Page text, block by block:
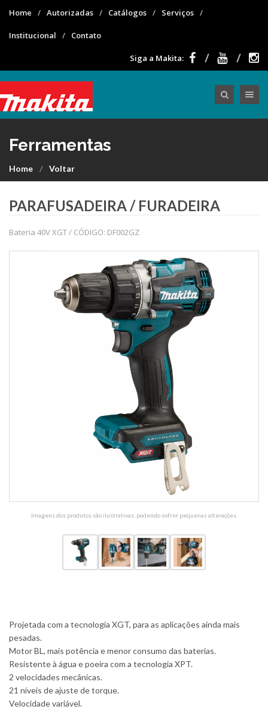
Home Autorizadas Catálogos Serviços
Institucional Contato
Siga a Makita:
Ferramentas
Home Voltar
PARAFUSADEIRA / FURADEIRA
Bateria 40V XGT / CÓDIGO: DF002GZ
Imagens dos produtos são ilustrativas, podendo sofrer pequenas alterações.
Projetada com a tecnologia XGT, para as aplicações ainda mais
pesadas.
Motor BL, mais potência e menor consumo das baterias.
Resistente à água e poeira com a tecnologia XPT.
2 velocidades mecânicas.
21 níveis de ajuste de torque.
Velocidade variável.